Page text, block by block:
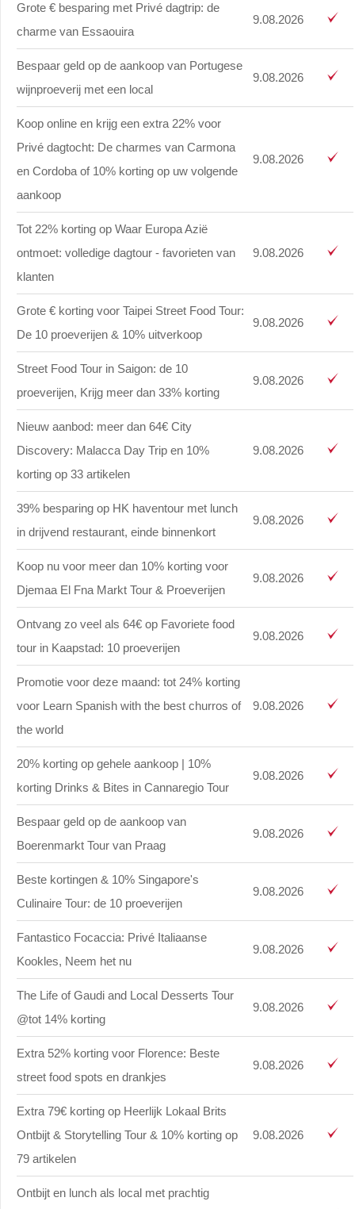
Grote € besparing met Privé dagtrip: de
charme van Essaouira
9.08.2026
Bespaar geld op de aankoop van Portugese
wijnproeverij met een local
9.08.2026
Koop online en krijg een extra 22% voor
Privé dagtocht: De charmes van Carmona
en Cordoba of 10% korting op uw volgende
aankoop
9.08.2026
Tot 22% korting op Waar Europa Azië
ontmoet: volledige dagtour - favorieten van
klanten
9.08.2026
Grote € korting voor Taipei Street Food Tour:
De 10 proeverijen & 10% uitverkoop
9.08.2026
Street Food Tour in Saigon: de 10
proeverijen, Krijg meer dan 33% korting
9.08.2026
Nieuw aanbod: meer dan 64€ City
Discovery: Malacca Day Trip en 10%
korting op 33 artikelen
9.08.2026
39% besparing op HK haventour met lunch
in drijvend restaurant, einde binnenkort
9.08.2026
Koop nu voor meer dan 10% korting voor
Djemaa El Fna Markt Tour & Proeverijen
9.08.2026
Ontvang zo veel als 64€ op Favoriete food
tour in Kaapstad: 10 proeverijen
9.08.2026
Promotie voor deze maand: tot 24% korting
voor Learn Spanish with the best churros of
the world
9.08.2026
20% korting op gehele aankoop | 10%
korting Drinks & Bites in Cannaregio Tour
9.08.2026
Bespaar geld op de aankoop van
Boerenmarkt Tour van Praag
9.08.2026
Beste kortingen & 10% Singapore's
Culinaire Tour: de 10 proeverijen
9.08.2026
Fantastico Focaccia: Privé Italiaanse
Kookles, Neem het nu
9.08.2026
The Life of Gaudi and Local Desserts Tour
@tot 14% korting
9.08.2026
Extra 52% korting voor Florence: Beste
street food spots en drankjes
9.08.2026
Extra 79€ korting op Heerlijk Lokaal Brits
Ontbijt & Storytelling Tour & 10% korting op
79 artikelen
9.08.2026
Ontbijt en lunch als local met prachtig